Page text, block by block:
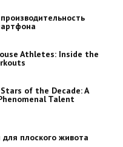
Athletes: Inside the
of the Decade: A
Talent
плоского живота